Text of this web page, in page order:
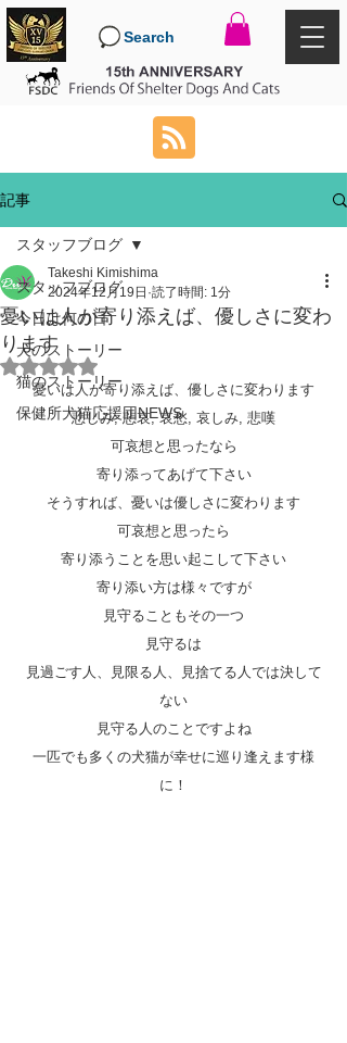
Search
記事
スタッフブログ
今日は何の日
犬のストーリー
猫のストーリー
保健所犬猫応援団NEWS
スタッフブログ
憂いは人が寄り添えば、優しさに変わ
ります
Takeshi Kimishima
2024年12月19日 読了時間: 1分
5つ星のうちNaNと評価されています。
憂いは人が寄り添えば、優しさに変わります
悲しみ, 悲哀, 哀愁, 哀しみ, 悲嘆
可哀想と思ったなら
寄り添ってあげて下さい
そうすれば、憂いは優しさに変わります
可哀想と思ったら
寄り添うことを思い起こして下さい
寄り添い方は様々ですが
見守ることもその一つ
見守るは
見過ごす人、見限る人、見捨てる人では決して
ない
見守る人のことですよね
一匹でも多くの犬猫が幸せに巡り逢えます様
に！